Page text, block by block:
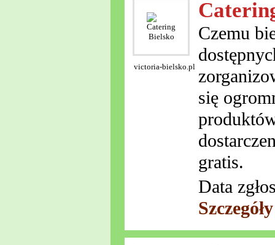
victoria-bielsko.pl
Czemu
się
gratis.
Data